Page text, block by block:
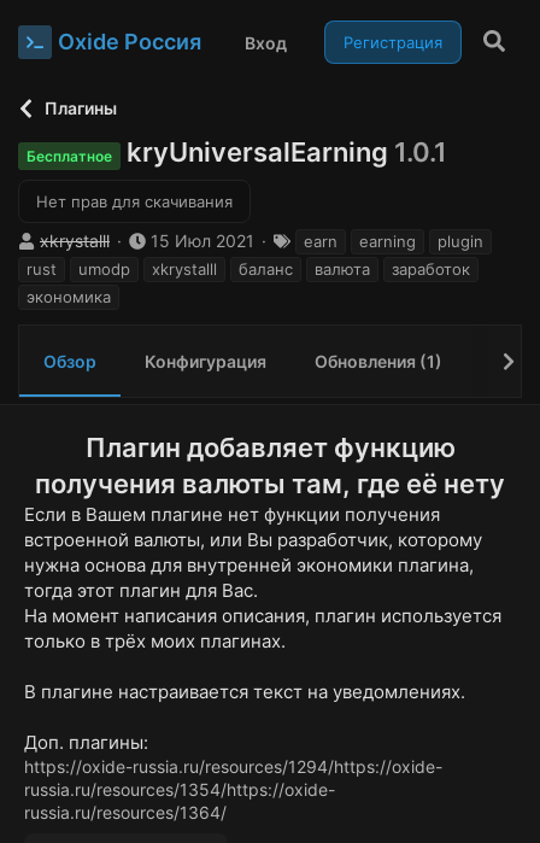
Oxide Россия Вход Регистрация
Плагины
Бесплатное kryUniversalEarning 1.0.1
Нет прав для скачивания
А
в
о
xkrystalll
Д
а
о
н
я
15 Июл 2021
Тearn earning
plugin
rust
umodp xkrystalll баланс валюта
заработок
экономика
Обзор Конфигурация Обновления (1)
Плагин добавляет функцию
получения валюты там, где её нету
Если в Вашем плагине нет функции получения
встроенной валюты, или Вы разработчик, которому
нужна основа для внутренней экономики плагина,
тогда этот плагин для Вас.
На момент написания описания, плагин используется
только в трёх моих плагинах.
В плагине настраивается текст на уведомлениях.
Доп. плагины:
https://oxide-russia.ru/resources/1294/https://oxide-
russia.ru/resources/1354/https://oxide-
russia.ru/resources/1364/